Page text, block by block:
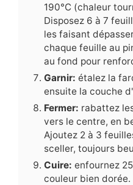
190°C (chaleur
Disposez 6 à 7
les faisant
chaque feuille au
au fond pour
Garnir: étalez la
ensuite la couche
Fermer: rabattez
vers le centre, en
Ajoutez 2 à 3
sceller, toujours
Cuire: enfournez
couleur bien dorée.